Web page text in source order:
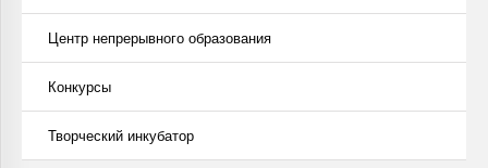
Центр непрерывного образования
Конкурсы
Творческий инкубатор